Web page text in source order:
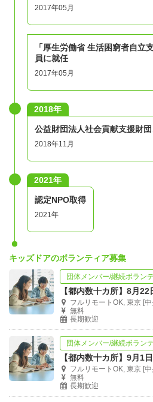
2017年05月
「厚生労働省 生活困窮者自立
員に就任
2017年05月
2018年
公益財団法人社会貢献支援財
2018年11月
2021年
認定NPO取得
2021年
キッズドアのボランティア募集
団体メンバー/継続ボラン
フルリモートOK, 東京 [
無料
長期歓迎
団体メンバー/継続ボラン
フルリモートOK, 東京 [
無料
長期歓迎